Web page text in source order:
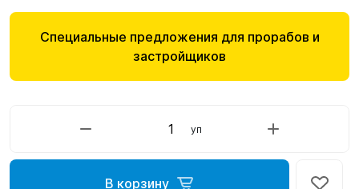
Специальные предложения для прорабов и
застройщиков
уп
В корзину